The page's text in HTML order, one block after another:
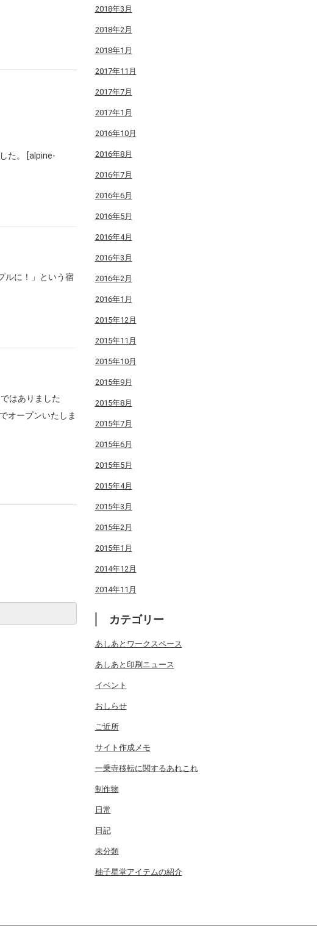
た。 [alpine-
ルに！」という宿
はありました
オープンいたしま
2018年3月
2018年2月
2018年1月
2017年11月
2017年7月
2017年1月
2016年10月
2016年8月
2016年7月
2016年6月
2016年5月
2016年4月
2016年3月
2016年2月
2016年1月
2015年12月
2015年11月
2015年10月
2015年9月
2015年8月
2015年7月
2015年6月
2015年5月
2015年4月
2015年3月
2015年2月
2015年1月
2014年12月
2014年11月
カテゴリー
あしあとワークスペース
あしあと印刷ニュース
イベント
おしらせ
ご近所
サイト作成メモ
一乗寺移転に関するあれこれ
制作物
日常
日記
未分類
柚子星堂アイテムの紹介